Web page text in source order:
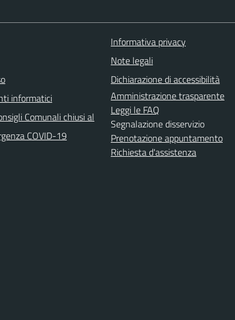
informatici
Comunali chiusi al
COVID-19
Informativa privacy
Note legali
Dichiarazione di accessibilità
Amministrazione trasparente
Leggi le FAQ
Segnalazione disservizio
Prenotazione appuntamento
Richiesta d'assistenza